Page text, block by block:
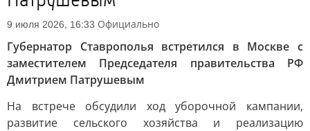
9 июля 2026, 16:33 Официально
Губернатор Ставрополья встретился в Москве с
заместителем Председателя правительства РФ
Дмитрием Патрушевым
На встрече обсудили ход уборочной кампании,
развитие сельского хозяйства и реализацию